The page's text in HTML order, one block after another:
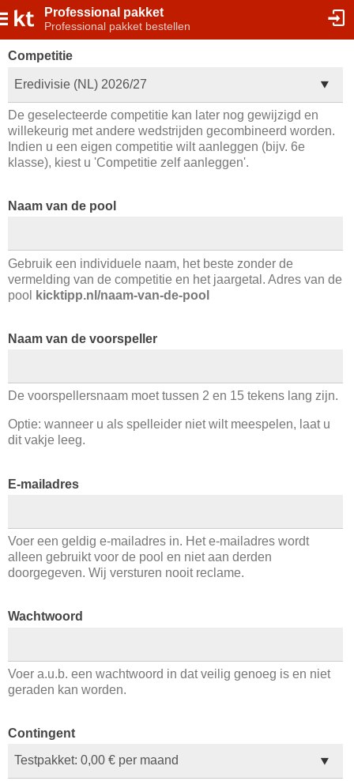
Professional pakket
Professional pakket bestellen
Competitie
Eredivisie (NL) 2026/27
De geselecteerde competitie kan later nog gewijzigd en
willekeurig met andere wedstrijden gecombineerd worden.
Indien u een eigen competitie wilt aanleggen (bijv. 6e
klasse), kiest u 'Competitie zelf aanleggen'.
Naam van de pool
Gebruik een individuele naam, het beste zonder de
vermelding van de competitie en het jaargetal. Adres van de
pool
kicktipp.nl/naam-van-de-pool
Naam van de voorspeller
De voorspellersnaam moet tussen 2 en 15 tekens lang zijn.
Optie: wanneer u als spelleider niet wilt meespelen, laat u
dit vakje leeg.
E-mailadres
Voer een geldig e-mailadres in. Het e-mailadres wordt
alleen gebruikt voor de pool en niet aan derden
doorgegeven. Wij versturen nooit reclame.
Wachtwoord
Voer a.u.b. een wachtwoord in dat veilig genoeg is en niet
geraden kan worden.
Contingent